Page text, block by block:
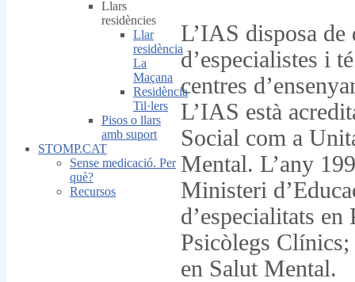
L’IAS disposa
d’especialistes i
centres
L’IAS està
Social com a
Mental. L’any
Ministeri
d’especialitats
Psicòlegs
en Salut Mental.
Llars
residències
Llar
residència
La
Maçana
Residència
Til·lers
Pisos o llars
amb suport
STOMP.CAT
Sense medicació. Per
què?
Recursos